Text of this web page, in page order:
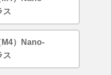
ス
）Nano-
ス